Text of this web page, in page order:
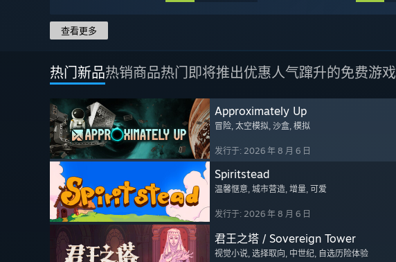
查看更多
热门新品热销商品热门即将推出优惠人气蹿升的免费游戏
Approximately Up
冒险, 太空模拟, 沙盒, 模拟
发行于: 2026 年 8 月 6 日
Spiritstead
温馨惬意, 城市营造, 增量, 可爱
发行于: 2026 年 8 月 6 日
君王之塔 / Sovereign Tower
视觉小说, 选择取向, 中世纪, 自选历险体验